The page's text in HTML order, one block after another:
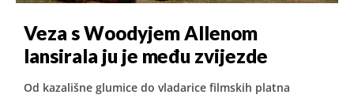
Veza s Woodyjem Allenom
lansirala ju je među zvijezde
Od kazališne glumice do vladarice filmskih platna